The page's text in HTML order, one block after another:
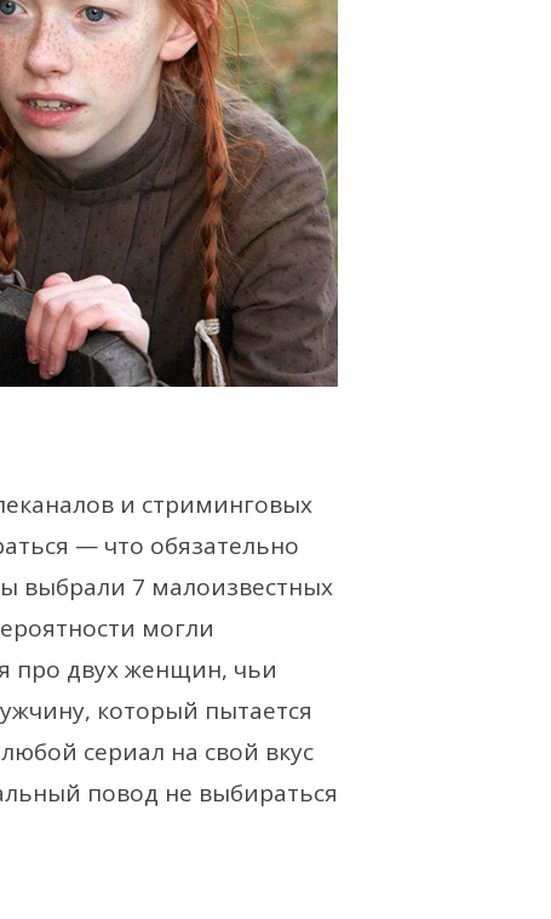
и стриминговых
— что обязательно
выбрали 7 малоизвестных
могли
про двух женщин, чьи
который пытается
сериал на свой вкус
повод не выбираться